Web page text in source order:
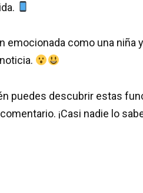
emocionada como una
puedes descubrir estas
¡Casi nadie lo